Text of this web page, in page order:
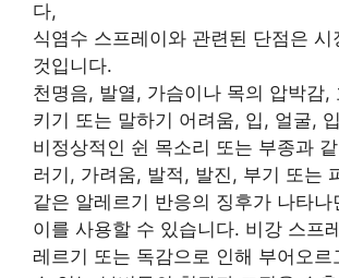
다,
식염수 스프레이와 관련된 단점은 시
것입니다.
천명음, 발열, 가슴이나 목의 압박감,
키기 또는 말하기 어려움, 입, 얼굴,
비정상적인 쉰 목소리 또는 부종과
러기, 가려움, 발적, 발진, 부기 또는
같은 알레르기 반응의 징후가 나타나
이를 사용할 수 있습니다. 비강 스프
레르기 또는 독감으로 인해 부어오르